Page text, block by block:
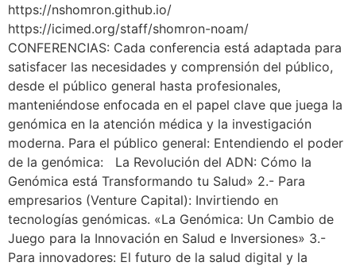
https://nshomron.github.io/
https://icimed.org/staff/shomron-noam/
CONFERENCIAS: Cada conferencia está adaptada para
satisfacer las necesidades y comprensión del público,
desde el público general hasta profesionales,
manteniéndose enfocada en el papel clave que juega la
genómica en la atención médica y la investigación
moderna. Para el público general: Entendiendo el poder
de la genómica: La Revolución del ADN: Cómo la
Genómica está Transformando tu Salud» 2.- Para
empresarios (Venture Capital): Invirtiendo en
tecnologías genómicas. «La Genómica: Un Cambio de
Juego para la Innovación en Salud e Inversiones» 3.-
Para innovadores: El futuro de la salud digital y la